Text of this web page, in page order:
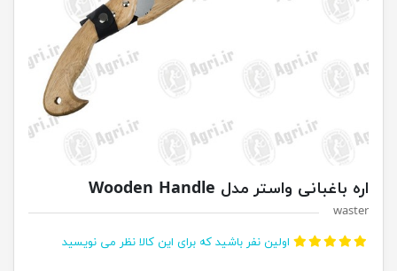
اره باغبانی واستر مدل Wooden Handle
waster
اولین نفر باشید که برای این کالا نظر می نویسید